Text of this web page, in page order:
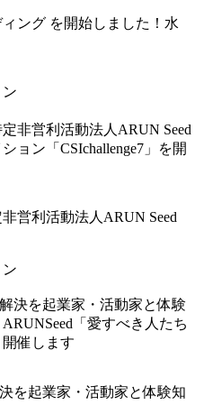
ング を開始しました！水
営利活動法人ARUN Seed
を起業家・活動家と体験知